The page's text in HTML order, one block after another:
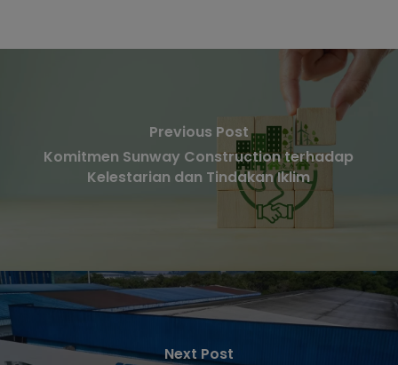
Previous Post
Komitmen Sunway Construction terhadap
Kelestarian dan Tindakan Iklim
Next Post